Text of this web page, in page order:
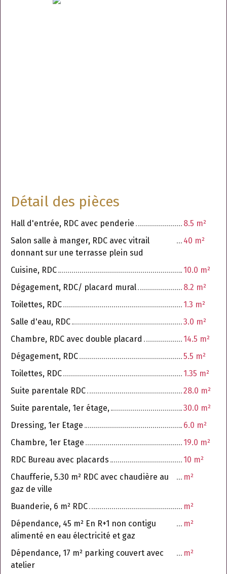
Détail des pièces
Hall d'entrée, RDC avec penderie
8.5 m²
Salon salle à manger, RDC avec vitrail
donnant sur une terrasse plein sud
40 m²
Cuisine, RDC
10.0 m²
Dégagement, RDC/ placard mural
8.2 m²
Toilettes, RDC
1.3 m²
Salle d'eau, RDC
3.0 m²
Chambre, RDC avec double placard
14.5 m²
Dégagement, RDC
5.5 m²
Toilettes, RDC
1.35 m²
Suite parentale RDC
28.0 m²
Suite parentale, 1er étage,
30.0 m²
Dressing, 1er Etage
6.0 m²
Chambre, 1er Etage
19.0 m²
RDC Bureau avec placards
10 m²
Chaufferie, 5.30 m² RDC avec chaudière au
gaz de ville
m²
Buanderie, 6 m² RDC
m²
Dépendance, 45 m² En R+1 non contigu
alimenté en eau électricité et gaz
m²
Dépendance, 17 m² parking couvert avec
atelier
m²